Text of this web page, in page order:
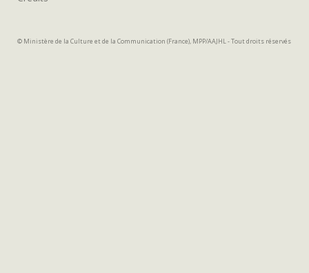
© Ministère de la Culture et de la Communication (France), MPP/AAJHL - Tout droits réservés